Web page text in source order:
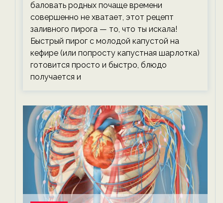
баловать родных почаще времени
совершенно не хватает, этот рецепт
заливного пирога — то, что ты искала!
Быстрый пирог с молодой капустой на
кефире (или попросту капустная шарлотка)
готовится просто и быстро, блюдо
получается и